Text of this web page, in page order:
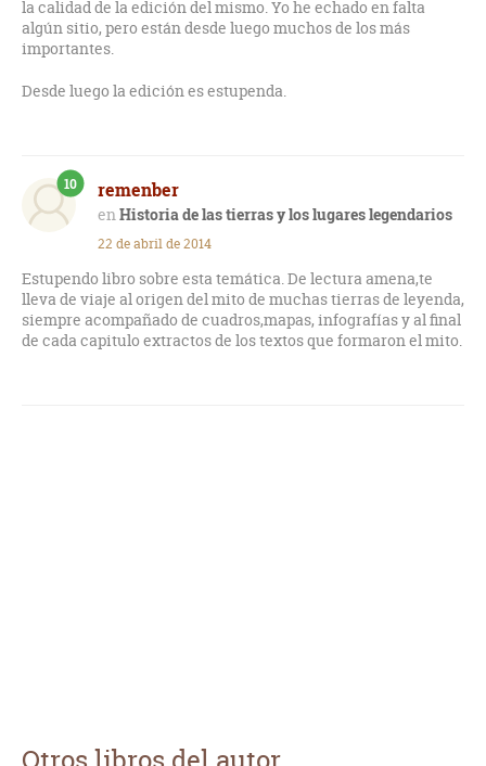
la calidad de la edición del mismo. Yo he echado en falta
algún sitio, pero están desde luego muchos de los más
importantes.
Desde luego la edición es estupenda.
remenber
Historia de las tierras y los lugares legendarios
10
22 de abril de 2014
Estupendo libro sobre esta temática. De lectura amena,te
lleva de viaje al origen del mito de muchas tierras de leyenda,
siempre acompañado de cuadros,mapas, infografías y al final
de cada capitulo extractos de los textos que formaron el mito.